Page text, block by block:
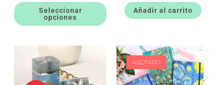
Seleccionar
opciones
Añadir al carrito
AGOTADO